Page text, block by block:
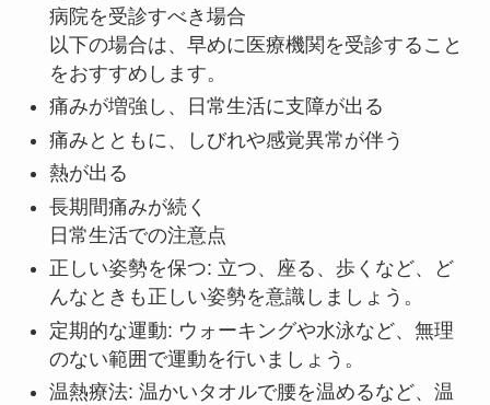
病院を受診すべき場合
以下の場合は、早めに医療機関を受診すること
をおすすめします。
痛みが増強し、日常生活に支障が出る
痛みとともに、しびれや感覚異常が伴う
熱が出る
長期間痛みが続く
日常生活での注意点
正しい姿勢を保つ: 立つ、座る、歩くなど、ど
んなときも正しい姿勢を意識しましょう。
定期的な運動: ウォーキングや水泳など、無理
のない範囲で運動を行いましょう。
温熱療法: 温かいタオルで腰を温めるなど、温